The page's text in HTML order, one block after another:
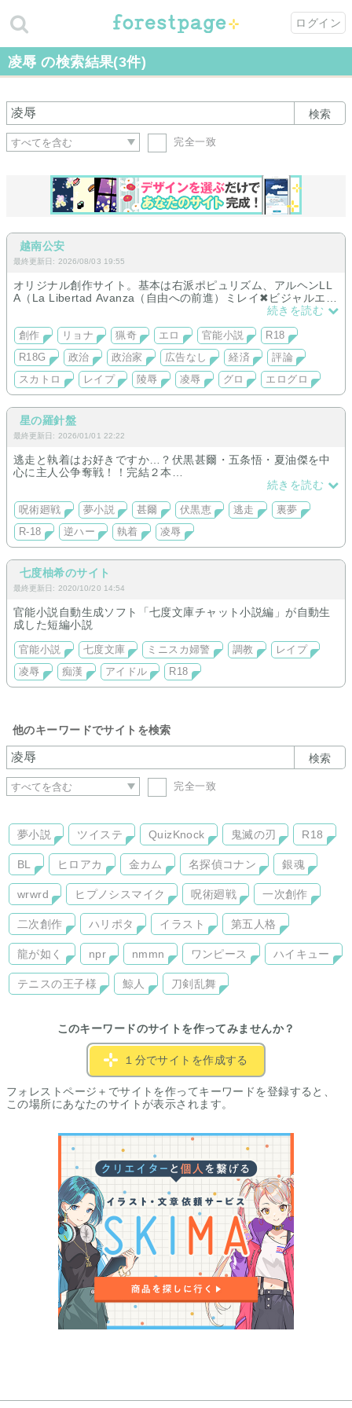
ログイン
凌辱 の検索結果(3件)
検索
完全一致
越南公安
最終更新日: 2026/08/03 19:55
オリジナル創作サイト。基本は右派ポピュリズム、アルヘンLL
A（La Libertad Avanza（自由への前進）ミレイ✖ビジャルエル
中心だったが最近はサッカーや日本政治も。リョナも多め。政
す。AI小説も載せているので注意。サッカー関連の小説を殖や
しています。
続きを読む
創作 リョナ 猟奇 エロ 官能小説
R18
R18G
政治 政治家 広告なし 経済
評論
スカトロ
レイプ 陵辱 凌辱 グロ エログロ
星の羅針盤
最終更新日: 2026/01/01 22:22
逃走と執着はお好きですか…？伏黒甚爾・五条悟・夏油傑を中
心に主人公争奪戦！！完結２本
○宇宙から仕事に来たのに貴重すぎて呪術界に追われちゃう！捕
○完結:呪術×トモコレトリップ！(R18恵 執着・狂気)
○伏黒甚爾の格納呪霊ギャグエロ→五条&夏油とのR18
○運命が紡ぐ物語連載中
BLイラスト
続きを読む
呪術廻戦 夢小説 甚爾 伏黒恵 逃走
裏夢
R-18
逆ハー 執着 凌辱
七度柚希のサイト
最終更新日: 2020/10/20 14:54
官能小説自動生成ソフト「七度文庫チャット小説編」が自動生
成した短編小説
官能小説 七度文庫 ミニスカ婦警 調教
レイプ
凌辱
痴漢 アイドル R18
他のキーワードでサイトを検索
検索
完全一致
夢小説 ツイステ QuizKnock 鬼滅の刃 R18
BL ヒロアカ 金カム 名探偵コナン 銀魂
wrwrd ヒプノシスマイク 呪術廻戦 一次創作
二次創作 ハリポタ イラスト 第五人格
龍が如く npr nmmn ワンピース ハイキュー
テニスの王子様 鯨人 刀剣乱舞
このキーワードのサイトを作ってみませんか？
１分でサイトを作成する
フォレストページ＋でサイトを作ってキーワードを登録すると、
この場所にあなたのサイトが表示されます。